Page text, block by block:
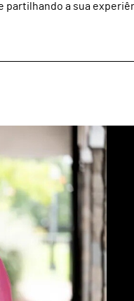
partilhando a sua